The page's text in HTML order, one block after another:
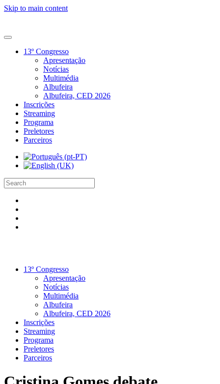
Skip to main content
13º Congresso
Apresentação
Notícias
Multimédia
Albufeira
Albufeira, CED 2026
Inscrições
Streaming
Programa
Preletores
Parceiros
13º Congresso
Apresentação
Notícias
Multimédia
Albufeira
Albufeira, CED 2026
Inscrições
Streaming
Programa
Preletores
Parceiros